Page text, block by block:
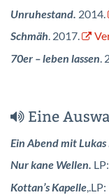
Unruhestand. 2014.
Schmäh. 2017.
70er – leben lassen.
Eine
Ein Abend mit Lukas
Nur kane Wellen.
Kottan’s Kapelle